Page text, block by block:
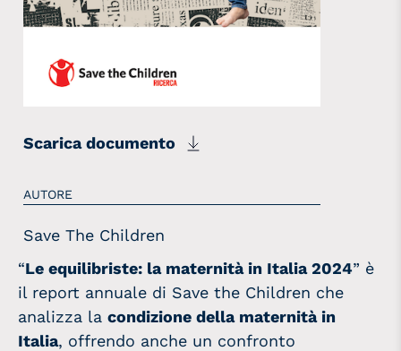
Scarica documento
AUTORE
Save The Children
“Le equilibriste: la maternità in Italia 2024” è
il report annuale di Save the Children che
analizza la condizione della maternità in
Italia, offrendo anche un confronto